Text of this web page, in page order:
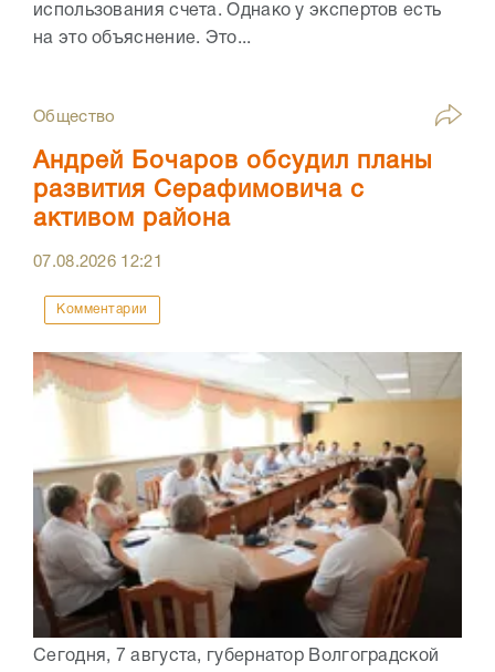
использования счета. Однако у экспертов есть
на это объяснение. Это...
Общество
Андрей Бочаров обсудил планы
развития Серафимовича с
активом района
07.08.2026 12:21
Комментарии
Сегодня, 7 августа, губернатор Волгоградской